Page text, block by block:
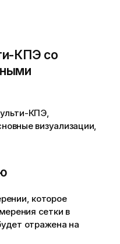
КПЭ со
КПЭ,
визуализации,
которое
сетки в
отражена на